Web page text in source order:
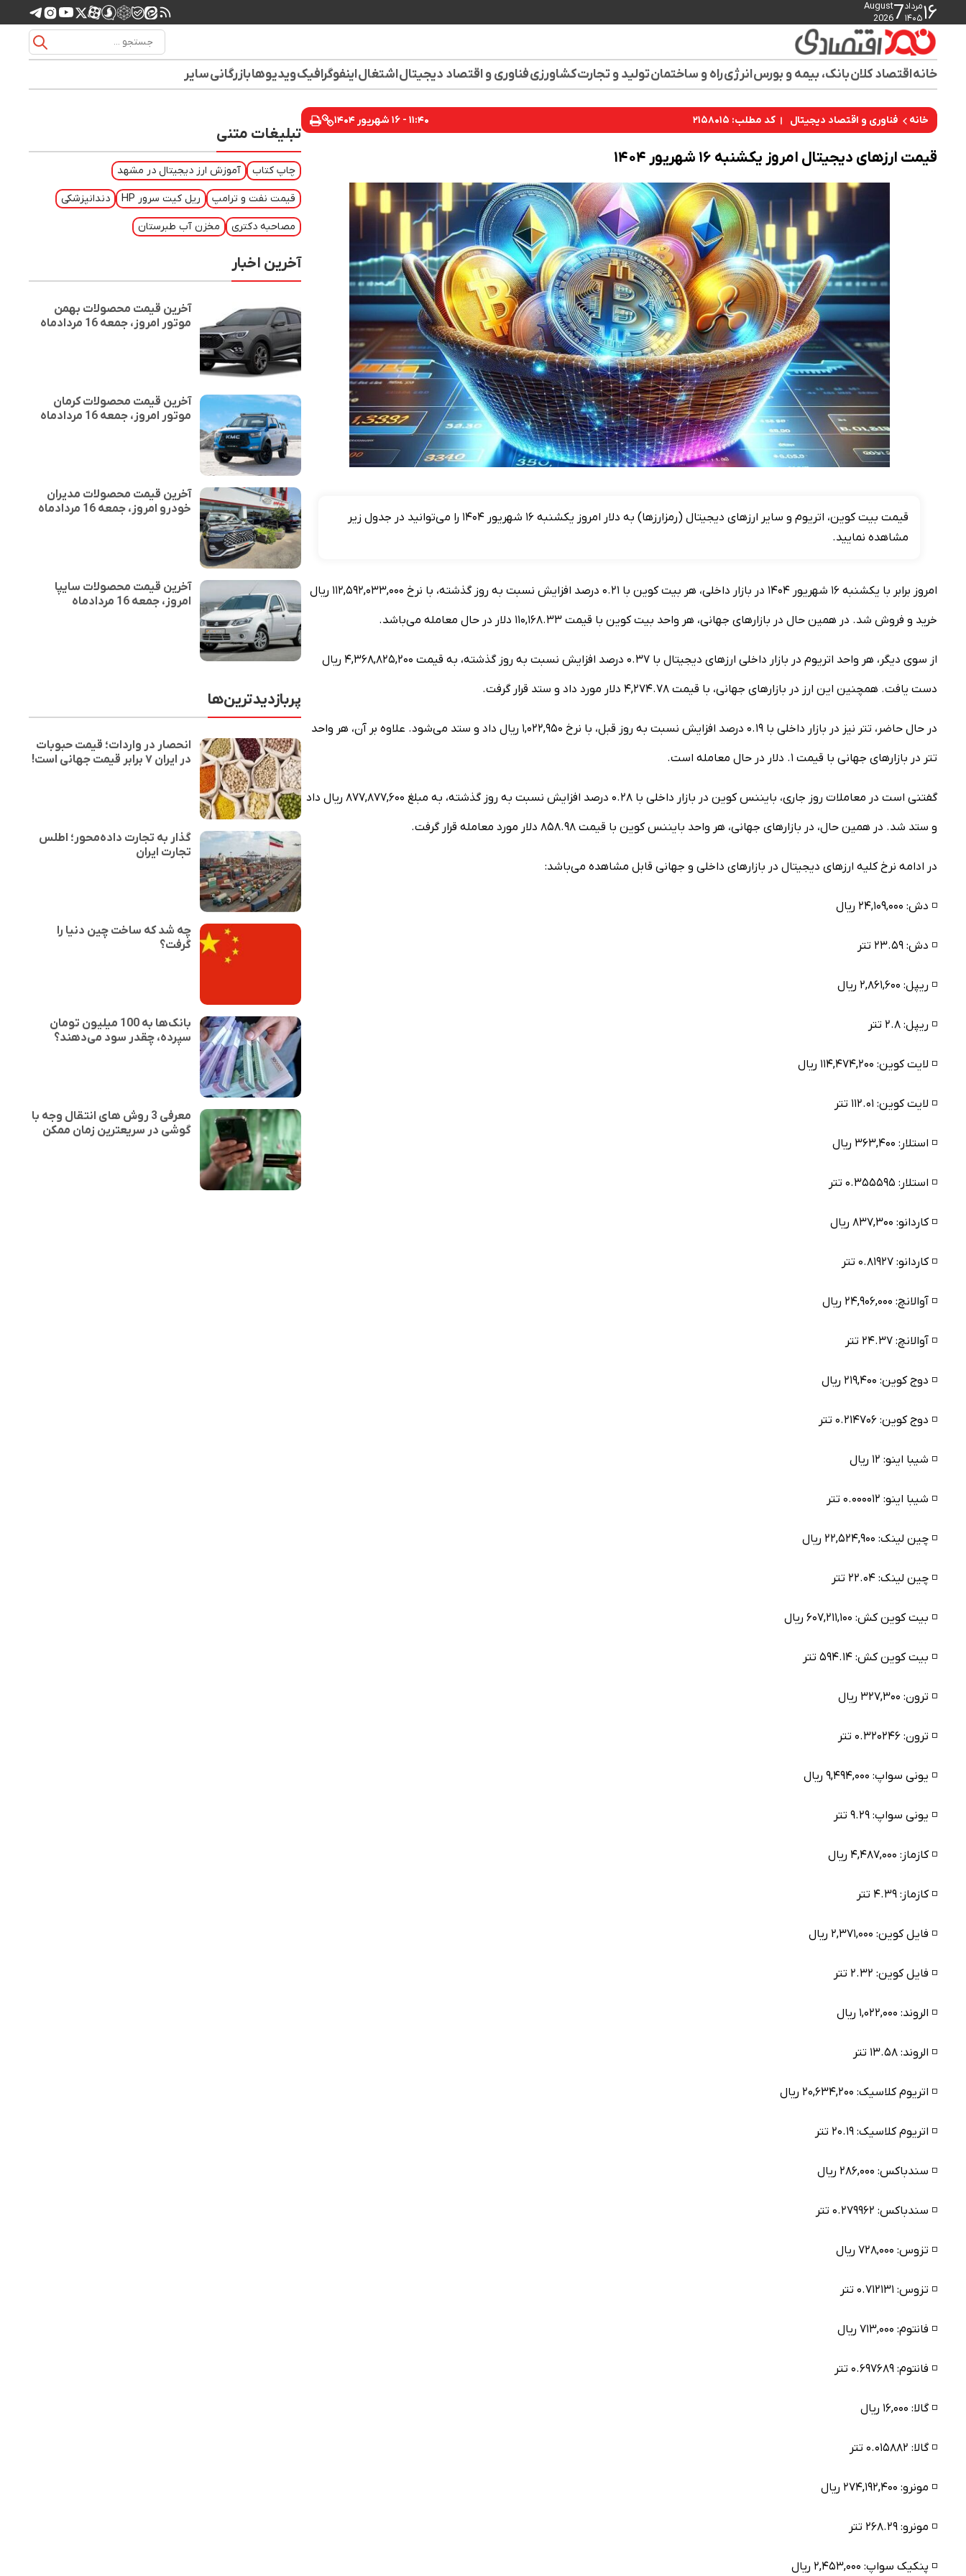
۱۶مرداد
۱۴۰۵7
August
2026
خانهاقتصاد کلانبانک، بیمه و بورسانرژیراه و ساختمانتولید و تجارتکشاورزیفناوری و اقتصاد دیجیتالاشتغالاینفوگرافیکویدیوهابازرگانیسایر
خانه فناوری و اقتصاد دیجیتال کد مطلب: ۲۱۵۸۰۱۵ ۱۱:۴۰ - ۱۶ شهریور ۱۴۰۴
قیمت ارز‌های دیجیتال امروز یکشنبه ۱۶ شهریور ۱۴۰۴
قیمت بیت کوین، اتریوم و سایر ارز‌های دیجیتال (رمزارزها) به دلار امروز یکشنبه ۱۶ شهریور ۱۴۰۴ را می‌توانید در جدول زیر
مشاهده نمایید.
امروز برابر با یکشنبه ۱۶ شهریور ۱۴۰۴ در بازار داخلی، هر بیت کوین با ۰.۲۱ درصد افزایش نسبت به روز گذشته، با نرخ ۱۱۲,۵۹۲,۰۳۳,۰۰۰ ریال
خرید و فروش شد. در همین حال در بازار‌های جهانی، هر واحد بیت کوین با قیمت ۱۱۰,۱۶۸.۳۳ دلار در حال معامله می‌باشد.
از سوی دیگر، هر واحد اتریوم در بازار داخلی ارز‌های دیجیتال با ۰.۳۷ درصد افزایش نسبت به روز گذشته، به قیمت ۴,۳۶۸,۸۲۵,۲۰۰ ریال
دست یافت. همچنین این ارز در بازار‌های جهانی، با قیمت ۴,۲۷۴.۷۸ دلار مورد داد و ستد قرار گرفت.
در حال حاضر، تتر نیز در بازار داخلی با ۰.۱۹ درصد افزایش نسبت به روز قبل، با نرخ ۱,۰۲۲,۹۵۰ ریال داد و ستد می‌شود. علاوه بر آن، هر واحد
تتر در بازار‌های جهانی با قیمت ۱. دلار در حال معامله است.
گفتنی است در معاملات روز جاری، بایننس کوین در بازار داخلی با ۰.۲۸ درصد افزایش نسبت به روز گذشته، به مبلغ ۸۷۷,۸۷۷,۶۰۰ ریال داد
و ستد شد. در همین حال، در بازار‌های جهانی، هر واحد بایننس کوین با قیمت ۸۵۸.۹۸ دلار مورد معامله قرار گرفت.
در ادامه نرخ کلیه ارز‌های دیجیتال در بازار‌های داخلی و جهانی قابل مشاهده می‌باشد:
◽️ دش: ۲۴,۱۰۹,۰۰۰ ریال
◽️ دش: ۲۳.۵۹ تتر
◽️ ریپل: ۲,۸۶۱,۶۰۰ ریال
◽️ ریپل: ۲.۸ تتر
◽️ لایت کوین: ۱۱۴,۴۷۴,۲۰۰ ریال
◽️ لایت کوین: ۱۱۲.۰۱ تتر
◽️ استلار: ۳۶۳,۴۰۰ ریال
◽️ استلار: ۰.۳۵۵۵۹۵ تتر
◽️ کاردانو: ۸۳۷,۳۰۰ ریال
◽️ کاردانو: ۰.۸۱۹۲۷ تتر
◽️ آوالانچ: ۲۴,۹۰۶,۰۰۰ ریال
◽️ آوالانچ: ۲۴.۳۷ تتر
◽️ دوج کوین: ۲۱۹,۴۰۰ ریال
◽️ دوج کوین: ۰.۲۱۴۷۰۶ تتر
◽️ شیبا اینو: ۱۲ ریال
◽️ شیبا اینو: ۰.۰۰۰۰۱۲ تتر
◽️ چین لینک: ۲۲,۵۲۴,۹۰۰ ریال
◽️ چین لینک: ۲۲.۰۴ تتر
◽️ بیت کوین کش: ۶۰۷,۲۱۱,۱۰۰ ریال
◽️ بیت کوین کش: ۵۹۴.۱۴ تتر
◽️ ترون: ۳۲۷,۳۰۰ ریال
◽️ ترون: ۰.۳۲۰۲۴۶ تتر
◽️ یونی سواپ: ۹,۴۹۴,۰۰۰ ریال
◽️ یونی سواپ: ۹.۲۹ تتر
◽️ کازماز: ۴,۴۸۷,۰۰۰ ریال
◽️ کازماز: ۴.۳۹ تتر
◽️ فایل کوین: ۲,۳۷۱,۰۰۰ ریال
◽️ فایل کوین: ۲.۳۲ تتر
◽️ الروند: ۱,۰۲۲,۰۰۰ ریال
◽️ الروند: ۱۳.۵۸ تتر
◽️ اتریوم کلاسیک: ۲۰,۶۳۴,۲۰۰ ریال
◽️ اتریوم کلاسیک: ۲۰.۱۹ تتر
◽️ سندباکس: ۲۸۶,۰۰۰ ریال
◽️ سندباکس: ۰.۲۷۹۹۶۲ تتر
◽️ تزوس: ۷۲۸,۰۰۰ ریال
◽️ تزوس: ۰.۷۱۲۱۳۱ تتر
◽️ فانتوم: ۷۱۳,۰۰۰ ریال
◽️ فانتوم: ۰.۶۹۷۶۸۹ تتر
◽️ گالا: ۱۶,۰۰۰ ریال
◽️ گالا: ۰.۰۱۵۸۸۲ تتر
◽️ مونرو: ۲۷۴,۱۹۲,۴۰۰ ریال
◽️ مونرو: ۲۶۸.۲۹ تتر
◽️ پنکیک سواپ: ۲,۴۵۳,۰۰۰ ریال
تبلیغات متنی
چاپ کتاب آموزش ارز دیجیتال در مشهد
قیمت نفت و ترامپ ریل کیت سرور HP دندانپزشکی
مصاحبه دکتری مخزن آب طبرستان
آخرین اخبار
آخرین قیمت محصولات بهمن
موتور امروز، جمعه 16 مردادماه
آخرین قیمت محصولات کرمان
موتور امروز، جمعه 16 مردادماه
آخرین قیمت محصولات مدیران
خودرو امروز، جمعه 16 مردادماه
آخرین قیمت محصولات سایپا
امروز، جمعه 16 مردادماه
پربازدیدترین‌ها
انحصار در واردات؛ قیمت حبوبات
در ایران ۷ برابر قیمت جهانی است!
گذار به تجارت داده‌محور؛ اطلس
تجارت ایران
چه شد که ساخت چین دنیا را
گرفت؟
بانک‌ها به 100 میلیون تومان
سپرده، چقدر سود می‌دهند؟
معرفی 3 روش های انتقال وجه با
گوشی در سریعترین زمان ممکن